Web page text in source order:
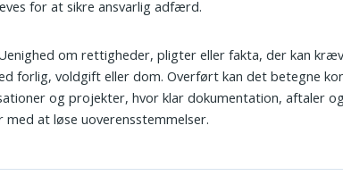
for at sikre ansvarlig adfærd.
om rettigheder, pligter eller fakta, der kan
forlig, voldgift eller dom. Overført kan det betegne
og projekter, hvor klar dokumentation, aftaler
at løse uoverensstemmelser.